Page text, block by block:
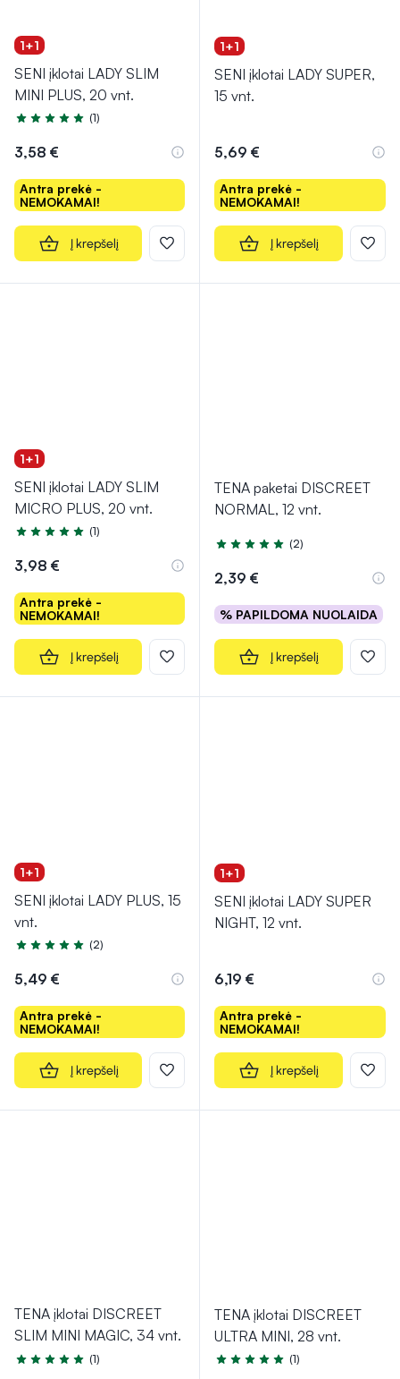
1+1
SENI įklotai LADY SLIM
MINI PLUS, 20 vnt.
Įvertinimas 5.0 iš 5
(1)
3,58 €
Antra prekė -
NEMOKAMAI!
Į krepšelį
1+1
SENI įklotai LADY SUPER,
15 vnt.
5,69 €
Antra prekė -
NEMOKAMAI!
Į krepšelį
1+1
SENI įklotai LADY SLIM
MICRO PLUS, 20 vnt.
Įvertinimas 5.0 iš 5
(1)
3,98 €
Antra prekė -
NEMOKAMAI!
Į krepšelį
TENA paketai DISCREET
NORMAL, 12 vnt.
Įvertinimas 5.0 iš 5
(2)
2,39 €
% PAPILDOMA NUOLAIDA
Į krepšelį
1+1
SENI įklotai LADY PLUS, 15
vnt.
Įvertinimas 4.5 iš 5
(2)
5,49 €
Antra prekė -
NEMOKAMAI!
Į krepšelį
1+1
SENI įklotai LADY SUPER
NIGHT, 12 vnt.
6,19 €
Antra prekė -
NEMOKAMAI!
Į krepšelį
TENA įklotai DISCREET
SLIM MINI MAGIC, 34 vnt.
Įvertinimas 5.0 iš 5
(1)
TENA įklotai DISCREET
ULTRA MINI, 28 vnt.
Įvertinimas 5.0 iš 5
(1)